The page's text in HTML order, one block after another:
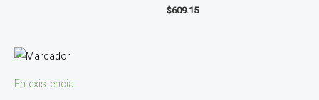
$609.15
En existencia